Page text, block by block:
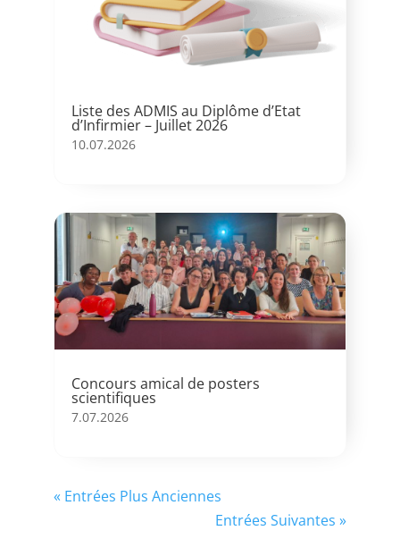
Liste des ADMIS au Diplôme d’Etat
d’Infirmier – Juillet 2026
10.07.2026
Concours amical de posters
scientifiques
7.07.2026
« Entrées Plus Anciennes
Entrées Suivantes »